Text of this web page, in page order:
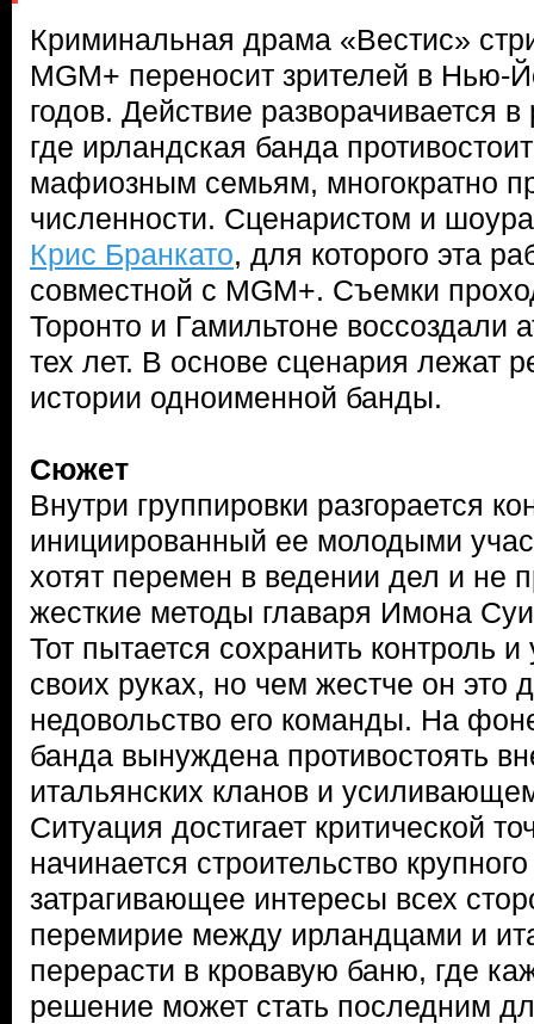
Криминальная драма «Вестис»
MGM+ переносит зрителей в Нью-
годов. Действие разворачивается
где ирландская банда
мафиозным семьям, многократно
численности. Сценаристом и
Крис Бранкато, для которого эта
совместной с MGM+. Съемки
Торонто и Гамильтоне
тех лет. В основе сценария лежат
истории одноименной банды.
Сюжет
Внутри группировки разгорается
инициированный ее молодыми
хотят перемен в ведении дел и не
жесткие методы главаря Имона
Тот пытается сохранить контроль
своих руках, но чем жестче он это
недовольство его команды. На
банда вынуждена противостоять
итальянских кланов и
Ситуация достигает критической
начинается строительство
затрагивающее интересы всех
перемирие между ирландцами и
перерасти в кровавую баню, где
решение может стать последним